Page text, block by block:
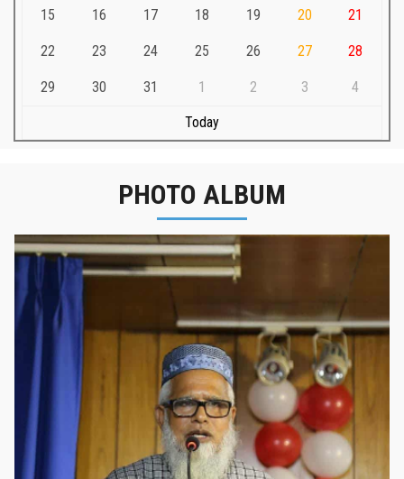
15 16 17 18 19 20 21
22 23 24 25 26 27 28
29 30 31 1 2 3 4
Today
PHOTO ALBUM
নবীনবরণ - ২০২৫